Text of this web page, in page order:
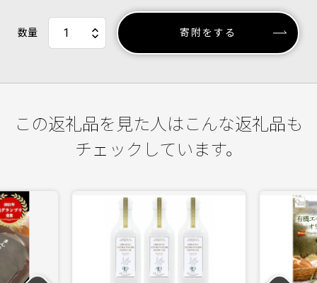
数量 寄附をする
この返礼品を見た人はこんな返礼品も
チェックしています。